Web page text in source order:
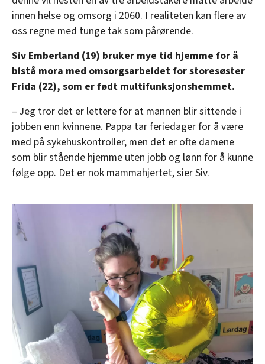
innen helse og omsorg i 2060. I realiteten kan flere av
oss regne med tunge tak som pårørende.
Siv Emberland (19) bruker mye tid hjemme for å
bistå mora med omsorgsarbeidet for storesøster
Frida (22), som er født multifunksjonshemmet.
– Jeg tror det er lettere for at mannen blir sittende i
jobben enn kvinnene. Pappa tar feriedager for å være
med på sykehuskontroller, men det er ofte damene
som blir stående hjemme uten jobb og lønn for å kunne
følge opp. Det er nok mammahjertet, sier Siv.